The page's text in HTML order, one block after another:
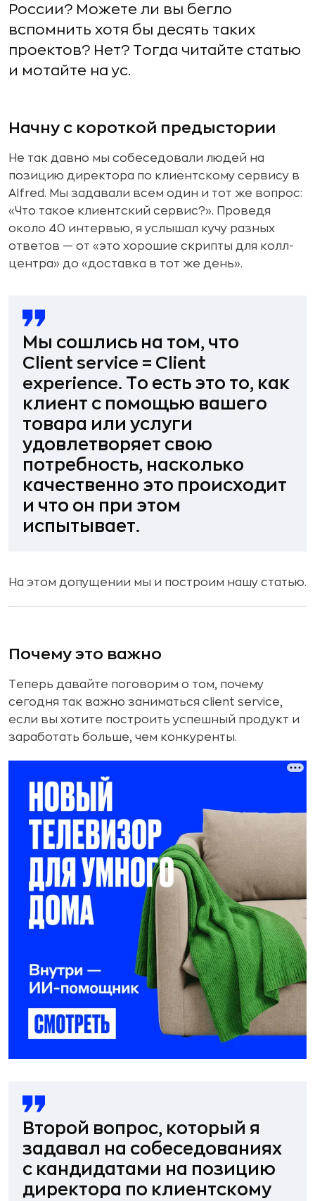
России? Можете ли вы бегло
вспомнить хотя бы десять таких
проектов? Нет? Тогда читайте статью
и мотайте на ус.
Начну с короткой предыстории
Не так давно мы собеседовали людей на
позицию директора по клиентскому сервису в
Alfred. Мы задавали всем один и тот же вопрос:
«Что такое клиентский сервис?». Проведя
около 40 интервью, я услышал кучу разных
ответов — от «это хорошие скрипты для колл-
центра» до «доставка в тот же день».
Мы сошлись на том, что
Client service = Client
experience. То есть это то, как
клиент с помощью вашего
товара или услуги
удовлетворяет свою
потребность, насколько
качественно это происходит
и что он при этом
испытывает.
На этом допущении мы и построим нашу статью.
Почему это важно
Теперь давайте поговорим о том, почему
сегодня так важно заниматься client service,
если вы хотите построить успешный продукт и
заработать больше, чем конкуренты.
Второй вопрос, который я
задавал на собеседованиях
с кандидатами на позицию
директора по клиентскому